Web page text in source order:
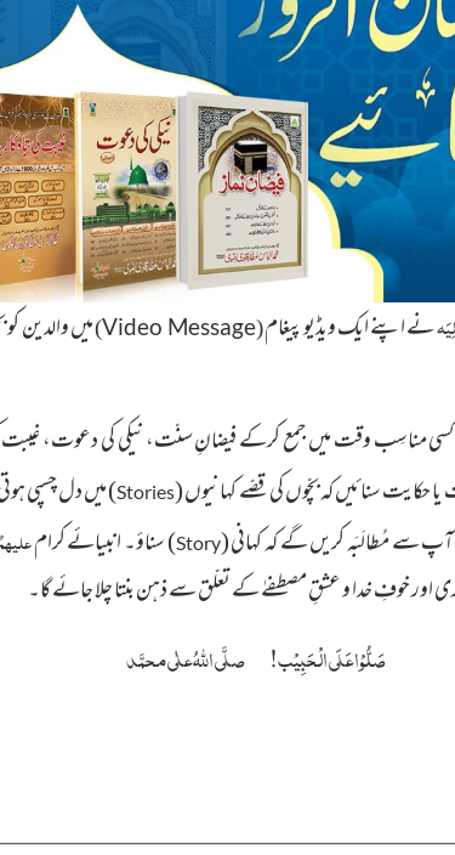
نے اپنے ایک ویڈیو پیغام(
Video Message
)میں والدین
مناسِب وقت میں جمع کرکے فیضانِ سنّت، نیکی کی دعوت، غیبت کی
حکایت سنائیں کہ بچّوں کی قصّے کہانیوں(
Stories
)میں دل چسپی
آپ سے مُطالَبَہ کریں گے کہ کہانی(
Story
)سناؤ۔ انبیائے کرام
اور خوفِ خدا و عشقِ مصطفےٰ کے تعلّق سے ذہن بنتا چلا جائے گا۔
صَلُّوْا عَلَی الْحَبِیْب! صلَّیاللہُعلٰی محمَّد